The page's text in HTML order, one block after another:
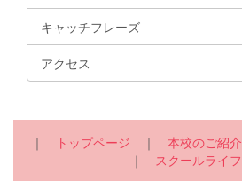
キャッチフレーズ
アクセス
｜ トップページ ｜ 本校のご紹介
｜ スクールライフ